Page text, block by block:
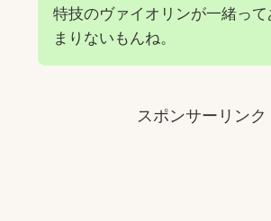
特技のヴァイオリンが一緒って
まりないもんね。
スポンサーリンク